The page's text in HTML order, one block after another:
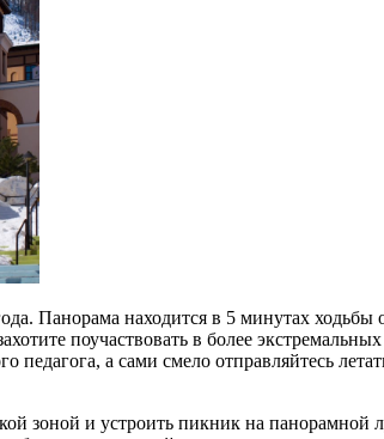
Панорама находится в 5 минутах ходьбы
поучаствовать в более
а сами смело отправляйтесь
зоной и устроить пикник на